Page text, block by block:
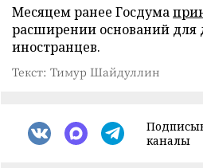
Месяцем ранее Госдума
расширении оснований для
иностранцев.
Текст: Тимур Шайдуллин
каналы